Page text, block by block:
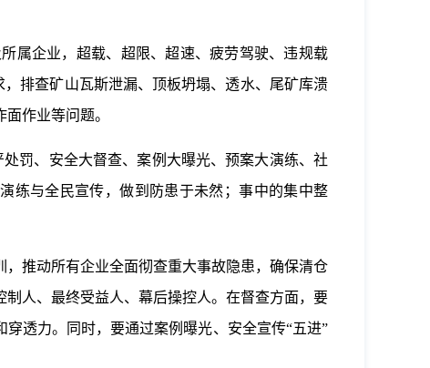
属企业，超载、超限、超速、疲劳驾驶、违规载
排查矿山瓦斯泄漏、顶板坍塌、透水、尾矿库溃
作业等问题。
罚、安全大督查、案例大曝光、预案大演练、社
练与全民宣传，做到防患于未然；事中的集中整
推动所有企业全面彻查重大事故隐患，确保清仓
人、最终受益人、幕后操控人。在督查方面，要
透力。同时，要通过案例曝光、安全宣传“五进”